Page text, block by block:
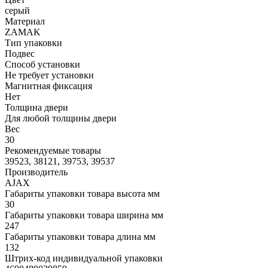
серый
Материал
ZAMAK
Тип упаковки
Подвес
Способ установки
Не требует установки
Магнитная фиксация
Нет
Толщина двери
Для любой толщины двери
Вес
30
Рекомендуемые товары
39523, 38121, 39753, 39537
Производитель
AJAX
Габариты упаковки товара высота мм
30
Габариты упаковки товара ширина мм
247
Габариты упаковки товара длина мм
132
Штрих-код индивидуальной упаковки